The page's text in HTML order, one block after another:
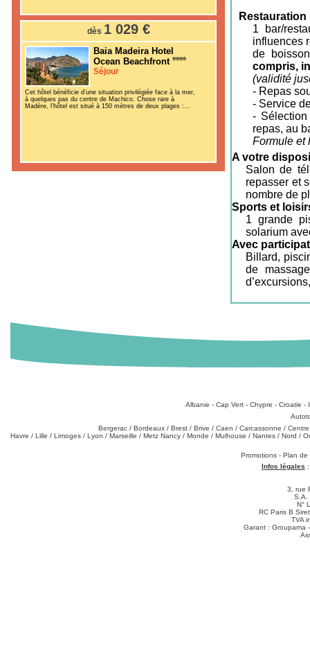
dès 1 029 €
Baia Madeira Hotel
Ocean Beachfront
Séjour
Cet hôtel bénéficie d’une situation privilégiée face à la mer,
à quelques pas du centre de Machico. Chose rare à
Madère, l’hôtel est situé à 150 mètres de deux plages :...
Restauration
1 bar/
influences
de
compris,
(validité
- Repas
- Service
-
repas, au
Formule et
A votre
Salon de
repasser et
nombre de
Sports et
1 grande
solarium
Avec
Billard,
de
Albanie - Cap Vert- Chypre - Croatie -
Bergerac / Bordeaux / Brest / Brive / Caen / Carcassonne / Centre
Havre / Lille / Limoges / Lyon / Marseille / Metz Nancy / Monde / Mulhouse / Nantes / Nord /
Promotions - Plan
Infos légales
3, rue
S.A.
N°
RC Paris B
TVA
Garant : Groupama